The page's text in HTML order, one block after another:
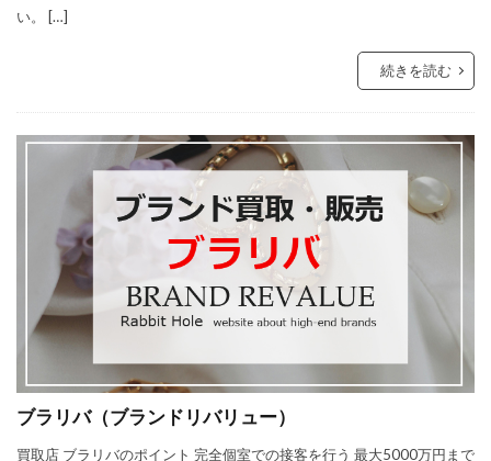
い。 […]
続きを読む
ブラリバ（ブランドリバリュー）
買取店 ブラリバのポイント 完全個室での接客を行う 最大5000万円まで